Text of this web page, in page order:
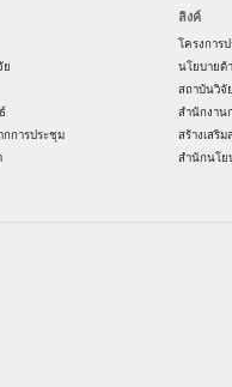
ย
กการประชุม
ลิงค์
โครงการ
นโยบายด้
สถาบันวิจั
สำนักงาน
สร้างเสริ
สำนักนโย